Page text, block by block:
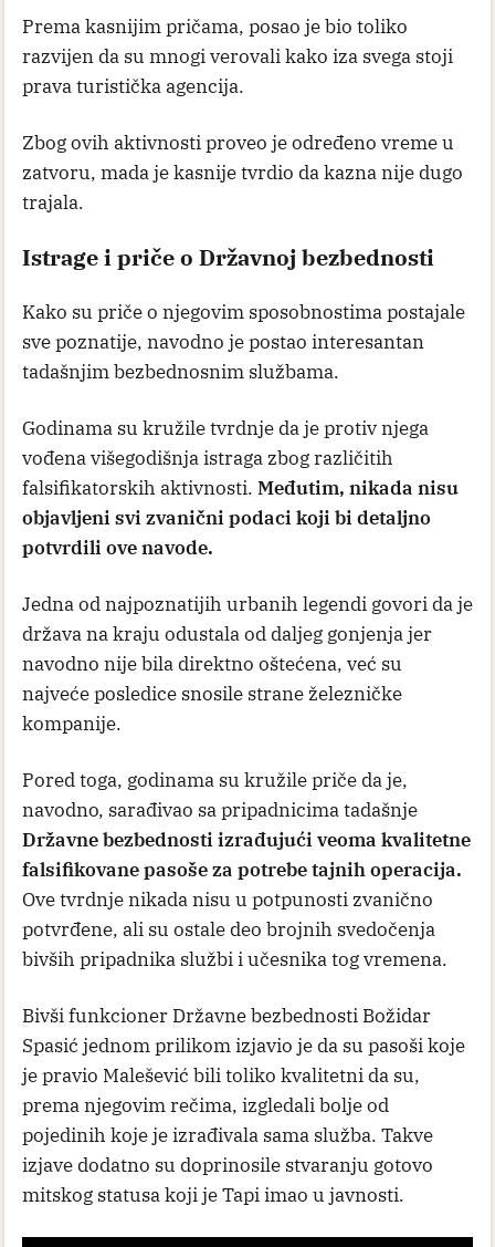
Prema kasnijim pričama, posao je bio toliko
razvijen da su mnogi verovali kako iza svega stoji
prava turistička agencija.
Zbog ovih aktivnosti proveo je određeno vreme u
zatvoru, mada je kasnije tvrdio da kazna nije dugo
trajala.
Istrage i priče o Državnoj bezbednosti
Kako su priče o njegovim sposobnostima postajale
sve poznatije, navodno je postao interesantan
tadašnjim bezbednosnim službama.
Godinama su kružile tvrdnje da je protiv njega
vođena višegodišnja istraga zbog različitih
falsifikatorskih aktivnosti. Međutim, nikada nisu
objavljeni svi zvanični podaci koji bi detaljno
potvrdili ove navode.
Jedna od najpoznatijih urbanih legendi govori da je
država na kraju odustala od daljeg gonjenja jer
navodno nije bila direktno oštećena, već su
najveće posledice snosile strane železničke
kompanije.
Pored toga, godinama su kružile priče da je,
navodno, sarađivao sa pripadnicima tadašnje
Državne bezbednosti izrađujući veoma kvalitetne
falsifikovane pasoše za potrebe tajnih operacija.
Ove tvrdnje nikada nisu u potpunosti zvanično
potvrđene, ali su ostale deo brojnih svedočenja
bivših pripadnika službi i učesnika tog vremena.
Bivši funkcioner Državne bezbednosti Božidar
Spasić jednom prilikom izjavio je da su pasoši koje
je pravio Malešević bili toliko kvalitetni da su,
prema njegovim rečima, izgledali bolje od
pojedinih koje je izrađivala sama služba. Takve
izjave dodatno su doprinosile stvaranju gotovo
mitskog statusa koji je Tapi imao u javnosti.